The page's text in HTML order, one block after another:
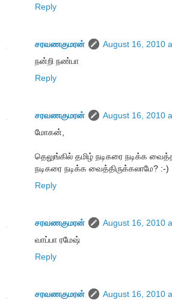
Reply
சரவணகுமரன்
August 16, 2010
நன்றி நண்பா
Reply
சரவணகுமரன்
August 16, 2010
மோகன்,
தெலுங்கில் தமிழ் நடிகரை நடிக்க வைத்த
நடிகரை நடிக்க வைத்திருக்கலாமே? :-)
Reply
சரவணகுமரன்
August 16, 2010
வாப்பா ரமேஷ்
Reply
சரவணகுமரன்
August 16, 2010